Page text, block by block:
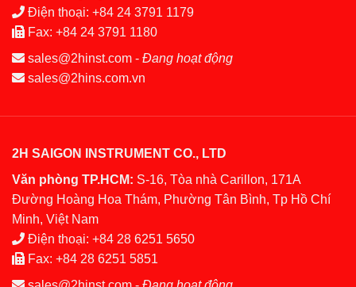
Điện thoại: +84 24 3791 1179
Fax: +84 24 3791 1180
sales@2hinst.com - Đang hoạt động
sales@2hins.com.vn
2H SAIGON INSTRUMENT CO., LTD
Văn phòng TP.HCM: S-16, Tòa nhà Carillon, 171A
Đường Hoàng Hoa Thám, Phường Tân Bình, Tp Hồ Chí
Minh, Việt Nam
Điện thoại: +84 28 6251 5650
Fax: +84 28 6251 5851